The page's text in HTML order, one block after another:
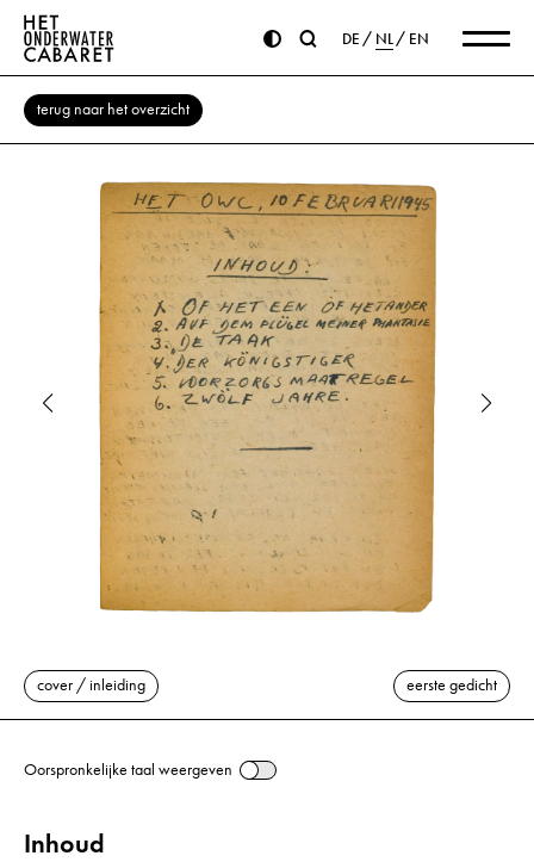
DE NL EN
terug naar het overzicht
cover / inleiding eerste gedicht
Oorspronkelijke taal weergeven
Inhoud